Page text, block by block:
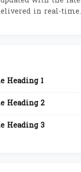
in real-time.
Heading 1
Heading 2
Heading 3